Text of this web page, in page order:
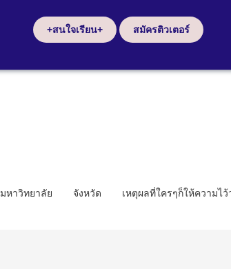
+สนใจเรียน+ สมัครติวเตอร์
มหาวิทยาลัย จังหวัด เหตุผลที่ใครๆก็ให้ความไว้